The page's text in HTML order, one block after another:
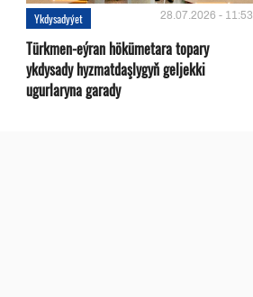
Ykdysadyýet 28.07.2026 - 11:53
Türkmen-eýran hökümetara topary
ykdysady hyzmatdaşlygyň geljekki
ugurlaryna garady